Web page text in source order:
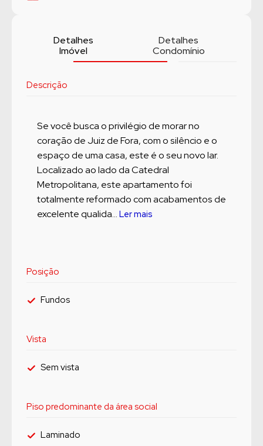
Detalhes
Imóvel
Detalhes
Condomínio
Descrição
Se você busca o privilégio de morar no
coração de Juiz de Fora, com o silêncio e o
espaço de uma casa, este é o seu novo lar.
Localizado ao lado da Catedral
Metropolitana, este apartamento foi
totalmente reformado com acabamentos de
excelente qualida... Ler mais
Posição
Fundos
Vista
Sem vista
Piso predominante da área social
Laminado